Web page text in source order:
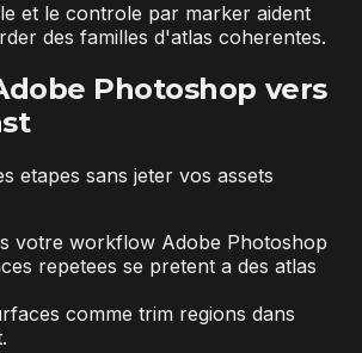
et le controle par marker aident
des familles d'atlas coherentes.
Photoshop vers
etapes sans jeter vos assets
votre workflow Adobe Photoshop
repetees se pretent a des atlas
comme trim regions dans